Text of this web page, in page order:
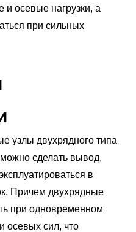
осевые нагрузки, а
при сильных
узлы двухрядного типа
сделать вывод,
в
Причем двухрядные
при одновременном
осевых сил, что